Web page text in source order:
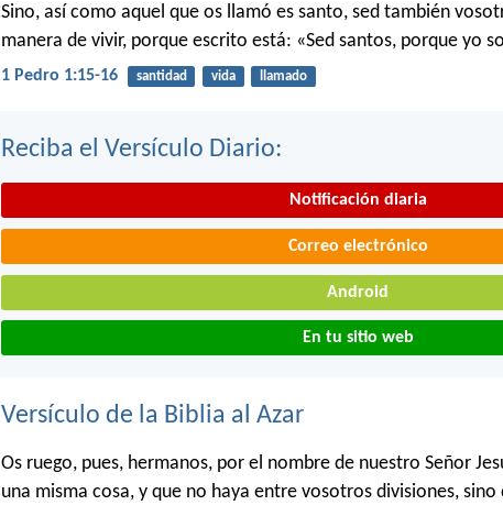
Sino, así como aquel que os llamó es santo, sed también
manera de vivir, porque escrito está: «Sed santos, porque yo
1 Pedro 1:15-16 santidad vida llamado
Reciba el Versículo Diario:
Notificación diaria
Correo electrónico
Android
En tu sitio web
Versículo de la Biblia al Azar
Os ruego, pues, hermanos, por el nombre de nuestro Señor
una misma cosa, y que no haya entre vosotros divisiones,